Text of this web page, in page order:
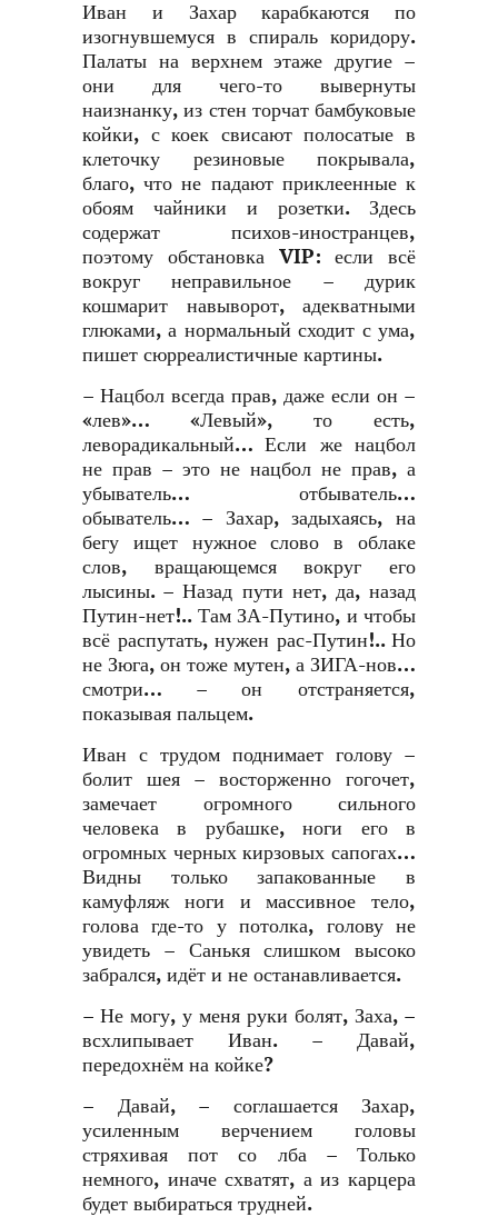
Иван и Захар карабкаются по
изогнувшемуся в спираль коридору.
Палаты на верхнем этаже другие –
они для чего-то вывернуты
наизнанку, из стен торчат бамбуковые
койки, с коек свисают полосатые в
клеточку резиновые покрывала,
благо, что не падают приклеенные к
обоям чайники и розетки. Здесь
содержат психов-иностранцев,
поэтому обстановка VIP: если всё
вокруг неправильное – дурик
кошмарит навыворот, адекватными
глюками, а нормальный сходит с ума,
пишет сюрреалистичные картины.
– Нацбол всегда прав, даже если он –
«лев»… «Левый», то есть,
леворадикальный… Если же нацбол
не прав – это не нацбол не прав, а
убыватель… отбыватель…
обыватель… – Захар, задыхаясь, на
бегу ищет нужное слово в облаке
слов, вращающемся вокруг его
лысины. – Назад пути нет, да, назад
Путин-нет!.. Там ЗА-Путино, и чтобы
всё распутать, нужен рас-Путин!.. Но
не Зюга, он тоже мутен, а ЗИГА-нов…
смотри… – он отстраняется,
показывая пальцем.
Иван с трудом поднимает голову –
болит шея – восторженно гогочет,
замечает огромного сильного
человека в рубашке, ноги его в
огромных черных кирзовых сапогах…
Видны только запакованные в
камуфляж ноги и массивное тело,
голова где-то у потолка, голову не
увидеть – Санькя слишком высоко
забрался, идёт и не останавливается.
– Не могу, у меня руки болят, Заха, –
всхлипывает Иван. – Давай,
передохнём на койке?
– Давай, – соглашается Захар,
усиленным верчением головы
стряхивая пот со лба – Только
немного, иначе схватят, а из карцера
будет выбираться трудней.